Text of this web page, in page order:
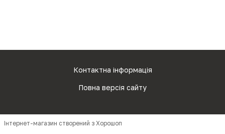
Контактна інформація
Повна версія сайту
Інтернет-магазин створений з Хорошоп